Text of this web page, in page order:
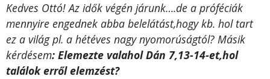
Kedves Ottó! Az idők végén járunk….de a próféciák
mennyire engednek abba belelátást,hogy kb. hol tart
ez a világ pl. a hétéves nagy nyomorúságtól? Másik
kérdésem: Elemezte valahol Dán 7,13-14-et,hol
találok erről elemzést?